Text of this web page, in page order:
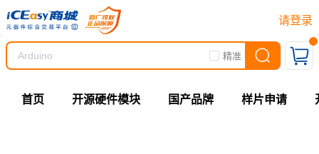
请登录
精准
首页 开源硬件模块 国产品牌 样片申请